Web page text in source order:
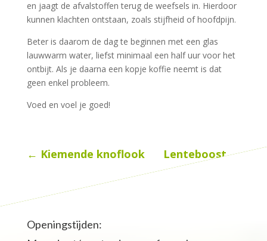
en jaagt de afvalstoffen terug de weefsels in. Hierdoor
kunnen klachten ontstaan, zoals stijfheid of hoofdpijn.
Beter is daarom de dag te beginnen met een glas
lauwwarm water, liefst minimaal een half uur voor het
ontbijt. Als je daarna een kopje koffie neemt is dat
geen enkel probleem.
Voed en voel je goed!
← Kiemende knoflook Lenteboost→
Openingstijden: